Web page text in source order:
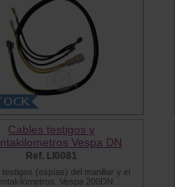
Cables testigos y
Vespa DN
Ref. LI0081
testigos (espías) del manillar y el
Vespa 200DN.